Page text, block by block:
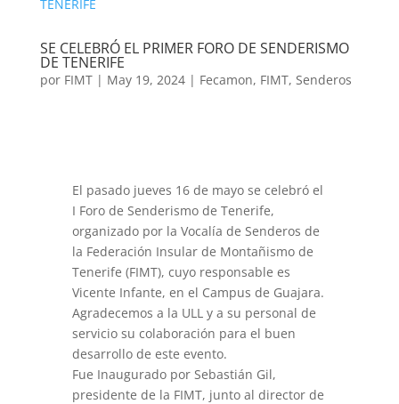
SE CELEBRÓ EL PRIMER FORO DE SENDERISMO
DE TENERIFE
por FIMT| May 19, 2024| Fecamon, FIMT, Senderos
El pasado jueves 16 de mayo se celebró el
I Foro de Senderismo de Tenerife,
organizado por la Vocalía de Senderos de
la Federación Insular de Montañismo de
Tenerife (FIMT), cuyo responsable es
Vicente Infante, en el Campus de Guajara.
Agradecemos a la ULL y a su personal de
servicio su colaboración para el buen
desarrollo de este evento.
Fue Inaugurado por Sebastián Gil,
presidente de la FIMT, junto al director de